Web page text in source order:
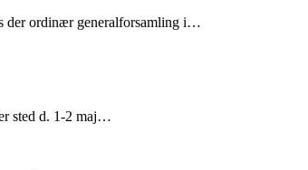
der ordinær generalforsamling i…
sted d. 1-2 maj…